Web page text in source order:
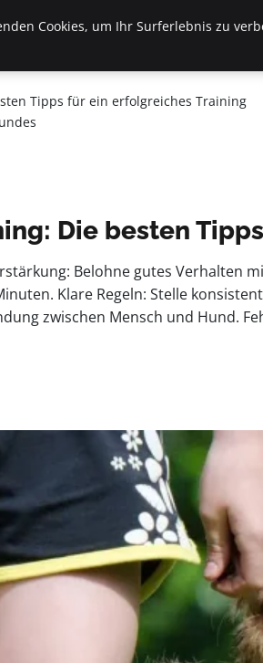
Tipps für ein erfolgreiches Training
Die besten
Belohne gutes
Klare Regeln: Stelle
zwischen Mensch und Hund.
Cookies, um Ihr Surferlebnis zu